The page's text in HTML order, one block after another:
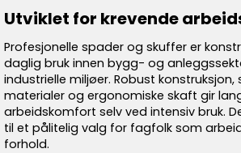
Utviklet for krevende
Profesjonelle spader og skuffer er
daglig bruk innen bygg- og
industrielle miljøer. Robust konstruksjon,
materialer og ergonomiske skaft gir
arbeidskomfort selv ved intensiv bruk.
til et pålitelig valg for fagfolk som
forhold.